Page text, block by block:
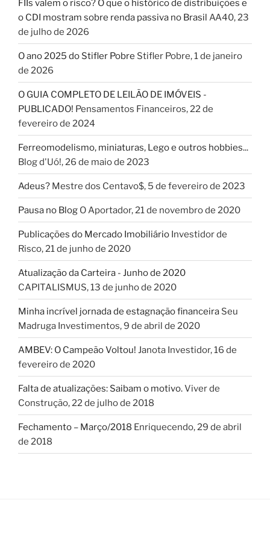
FIIs valem o risco? O que o histórico de distribuições e
o CDI mostram sobre renda passiva no Brasil AA40,23
de julho de 2026
O ano 2025 do Stifler Pobre Stifler Pobre,1 de janeiro
de 2026
O GUIA COMPLETO DE LEILÃO DE IMÓVEIS -
PUBLICADO! Pensamentos Financeiros,22 de
fevereiro de 2024
Ferreomodelismo, miniaturas, Lego e outros hobbies...
Blog d'Uó!,26 de maio de 2023
Adeus? Mestre dos Centavo$, 5 de fevereiro de 2023
Pausa no Blog O Aportador,21 de novembro de 2020
Publicações do Mercado Imobiliário Investidor de
Risco,21 de junho de 2020
Atualização da Carteira - Junho de 2020
CAPITALISMUS,13 de junho de 2020
Minha incrível jornada de estagnação financeira Seu
Madruga Investimentos,9 de abril de 2020
AMBEV: O Campeão Voltou! Janota Investidor,16 de
fevereiro de 2020
Falta de atualizações: Saibam o motivo.Viver de
Construção,22 de julho de 2018
Fechamento – Março/2018 Enriquecendo,29 de abril
de 2018